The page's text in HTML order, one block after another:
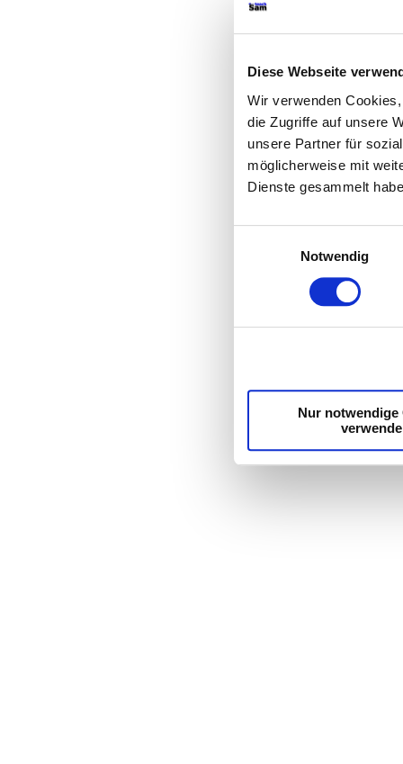
Diese Webseite
Wir verwenden
die Zugriffe auf unsere
unsere Partner für
möglicherweise mit
Dienste gesammelt
Notwendig
Nur notwendige